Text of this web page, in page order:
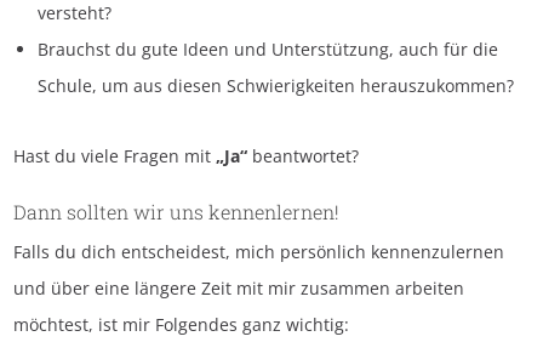
versteht?
Brauchst du gute Ideen und Unterstützung, auch für die
Schule, um aus diesen Schwierigkeiten herauszukommen?
Hast du viele Fragen mit„Ja“ beantwortet?
Dann sollten wir uns kennenlernen!
Falls du dich entscheidest, mich persönlich kennenzulernen
und über eine längere Zeit mit mir zusammen arbeiten
möchtest, ist mir Folgendes ganz wichtig: